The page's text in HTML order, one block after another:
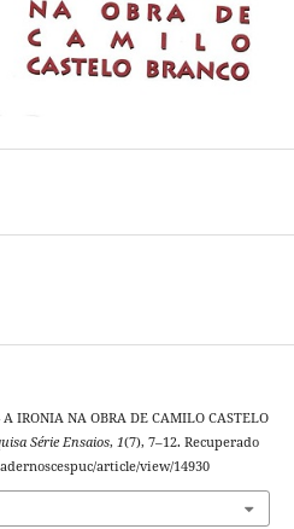
IRONIA NA OBRA DE CAMILO CASTELO
Série Ensaios, 1(7), 7–12. Recuperado
article/view/14930